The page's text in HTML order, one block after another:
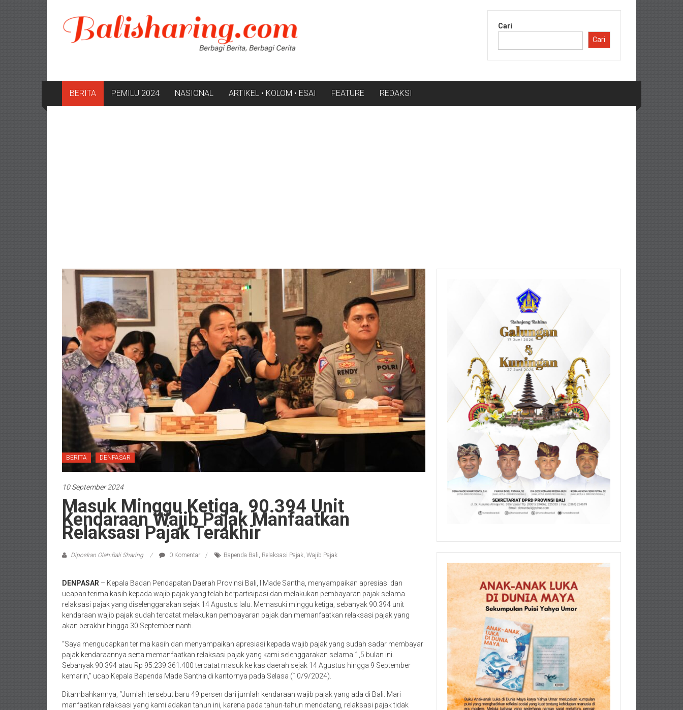
konten
Cari
Cari
BERITA PEMILU 2024 NASIONAL ARTIKEL • KOLOM • ESAI FEATURE REDAKSI
BERITA DENPASAR
10 September 2024
Masuk Minggu Ketiga, 90.394 Unit
Kendaraan Wajib Pajak Manfaatkan
Relaksasi Pajak Terakhir
Diposkan Oleh:Bali Sharing 0 Komentar Bapenda Bali, Relaksasi Pajak, Wajib Pajak
DENPASAR – Kepala Badan Pendapatan Daerah Provinsi Bali, I Made Santha, menyampaikan apresiasi dan
ucapan terima kasih kepada wajib pajak yang telah berpartisipasi dan melakukan pembayaran pajak selama
relaksasi pajak yang diselenggarakan sejak 14 Agustus lalu. Memasuki minggu ketiga, sebanyak 90.394 unit
kendaraan wajib pajak sudah tercatat melakukan pembayaran pajak dan memanfaatkan relaksasi pajak yang
akan berakhir hingga 30 September nanti.
“Saya mengucapkan terima kasih dan menyampaikan apresiasi kepada wajib pajak yang sudah sadar membayar
pajak kendaraannya serta memanfaatkan relaksasi pajak yang kami selenggarakan selama 1,5 bulan ini.
Sebanyak 90.394 atau Rp 95.239.361.400 tercatat masuk ke kas daerah sejak 14 Agustus hingga 9 September
kemarin,” ucap Kepala Bapenda Made Santha di kantornya pada Selasa (10/9/2024).
Ditambahkannya, “Jumlah tersebut baru 49 persen dari jumlah kendaraan wajib pajak yang ada di Bali. Mari
manfaatkan relaksasi yang kami adakan tahun ini, karena pada tahun-tahun mendatang, relaksasi pajak tidak